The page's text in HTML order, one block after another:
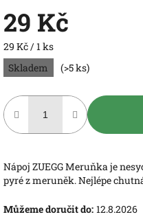
29 Kč
Měrná
cena:
29 Kč / 1 ks
Skladem
(>5 ks)
Nápoj ZUEGG Meruňka je
pyré z meruněk. Nejlépe
Můžeme doručit do: 12.8.2026